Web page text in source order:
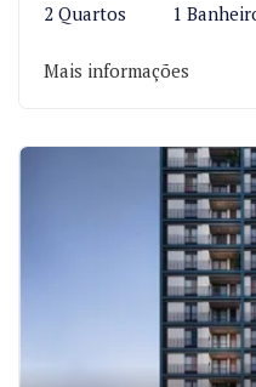
2 Quartos 1
Mais informações